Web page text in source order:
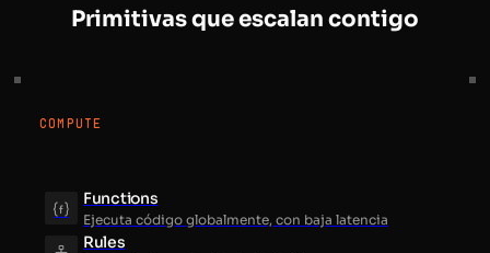
Primitivas que escalan contigo
COMPUTE
Functions
Ejecuta código globalmente, con baja latencia
Rules